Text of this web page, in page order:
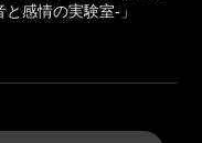
感情の実験室-」